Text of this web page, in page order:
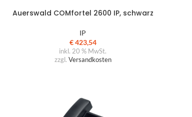
Auerswald COMfortel 2600 IP, schwarz
IP
€423,54
inkl. 20 % MwSt.
zzgl. Versandkosten